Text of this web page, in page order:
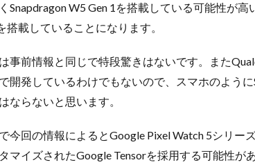
Snapdragon W5 Gen 1を搭載している可能性が
搭載していることになります。
事前情報と同じで特段驚きはないです。また
開発しているわけでもないので、スマホのよう
ならないと思います。
今回の情報によるとGoogle Pixel Watch 5シリー
マイズされたGoogle Tensorを採用する可能性が